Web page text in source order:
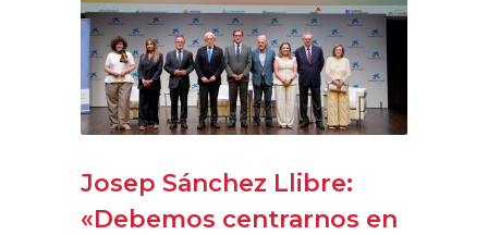
Josep Sánchez Llibre:
«Debemos centrarnos en